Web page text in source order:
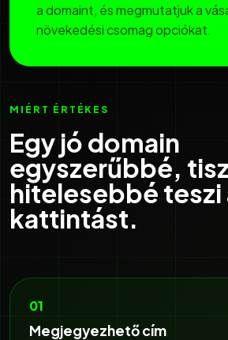
a domaint, és megmutatjuk a
növekedési csomag opciókat.
MIÉRT ÉRTÉKES
Egy jó domain
egyszerűbbé,
hitelesebbé teszi
kattintást.
01
Megjegyezhető cím